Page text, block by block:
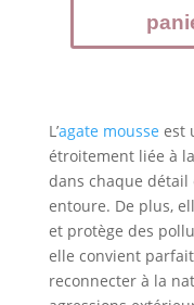
roulée
L’agate mousse est
étroitement liée à
dans chaque détail
entoure. De plus,
et protège des
elle convient
reconnecter à la